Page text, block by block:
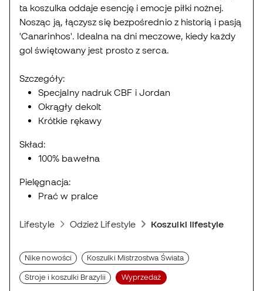
ta koszulka oddaje esencję i emocje piłki nożnej.
Nosząc ją, łączysz się bezpośrednio z historią i pasją
'Canarinhos'. Idealna na dni meczowe, kiedy każdy
gol świętowany jest prosto z serca.
Szczegóły:
Specjalny nadruk CBF i Jordan
Okrągły dekolt
Krótkie rękawy
Skład:
100% bawełna
Pielęgnacja:
Prać w pralce
Lifestyle Odzież Lifestyle Koszulki lifestyle
Nike nowości Koszulki Mistrzostwa Świata
Stroje i koszulki Brazylii Wyprzedaż